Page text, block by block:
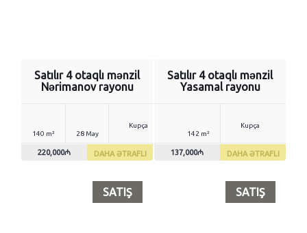
Satılır 4 otaqlı mənzil
Nərimanov rayonu
140 m² 28 May
Kupça
220,000₼ DAHA ƏTRAFLI
Satılır 4 otaqlı mənzil
Yasamal rayonu
142 m²
Kupça
137,000₼ DAHA ƏTRAFLI
SATIŞ SATIŞ